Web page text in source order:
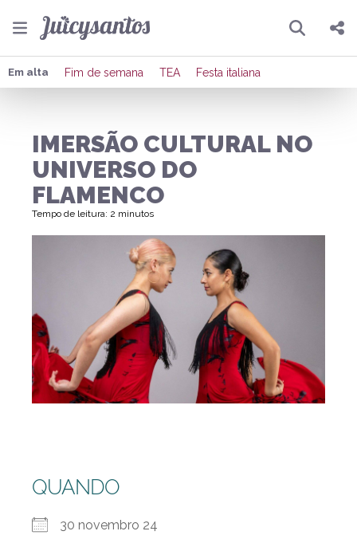
Pesquisar
Compartilhar
Enviar por Whatsapp
Em alta Fim de semana TEA Festa italiana
IMERSÃO CULTURAL NO
UNIVERSO DO
FLAMENCO
Tempo de leitura: 2 minutos
QUANDO
30 novembro 24